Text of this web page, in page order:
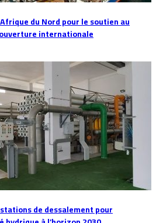
du Nord pour le soutien au
internationale
de dessalement pour